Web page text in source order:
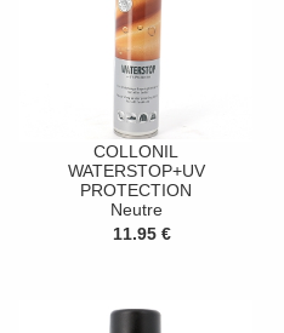
COLLONIL
WATERSTOP+UV
PROTECTION
Neutre
11.95 €